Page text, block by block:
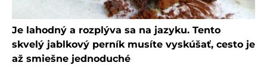
Je lahodný a rozplýva sa na jazyku. Tento
skvelý jablkový perník musíte vyskúšať, cesto je
až smiešne jednoduché